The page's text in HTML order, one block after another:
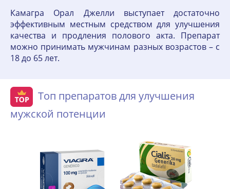
Камагра Орал Джелли выступает достаточно
эффективным местным средством для улучшения
качества и продления полового акта. Препарат
можно принимать мужчинам разных возрастов – с
18 до 65 лет.
Топ препаратов для улучшения
мужской потенции